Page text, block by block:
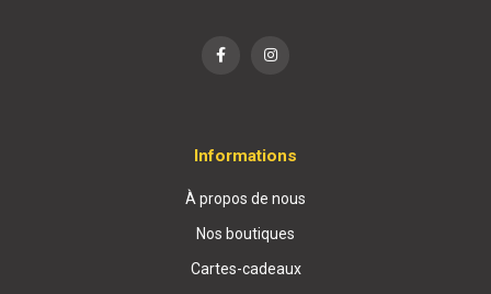
Informations
À propos de nous
Nos boutiques
Cartes-cadeaux